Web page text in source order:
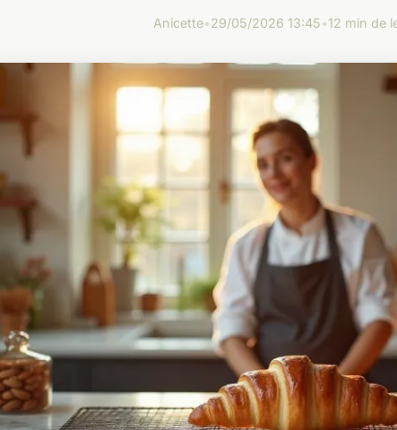
Anicette•29/05/2026 13:45•12 min de